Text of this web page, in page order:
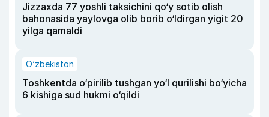
Jizzaxda 77 yoshli taksichini qo‘y sotib olish
bahonasida yaylovga olib borib o‘ldirgan yigit 20
yilga qamaldi
O‘zbekiston
Toshkentda o‘pirilib tushgan yo‘l qurilishi bo‘yicha
6 kishiga sud hukmi o‘qildi